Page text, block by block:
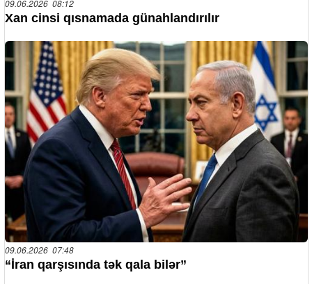
09.06.2026 08:12
Xan cinsi qısnamada günahlandırılır
09.06.2026 07:48
“İran qarşısında tək qala bilər”